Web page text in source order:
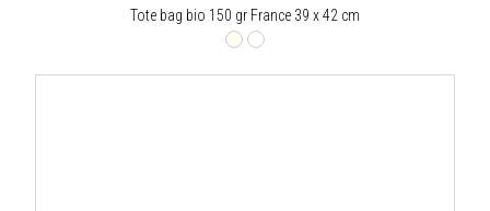
Tote bag bio 150 gr France 39 x 42 cm